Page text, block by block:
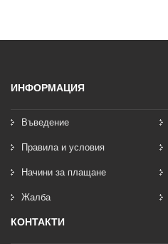
ИНФОРМАЦИЯ
Въведение
Правила и условия
Начини за плащане
Жалба
КОНТАКТИ